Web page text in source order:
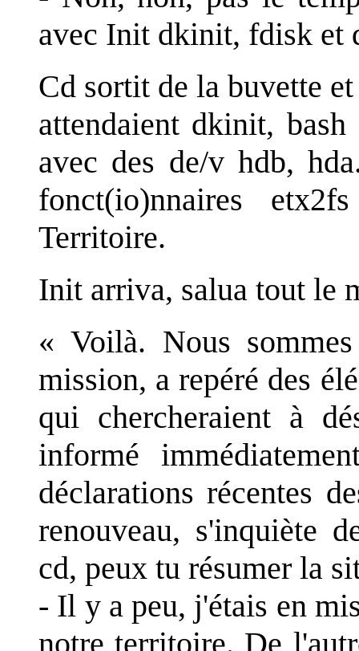
avec Init dkinit, fdisk et
Cd sortit de la buvette
attendaient dkinit,
avec des de/v hdb,
fonct(io)nnaires
Territoire.
Init arriva, salua tout le
« Voilà. Nous
mission, a repéré des
qui chercheraient à
informé
déclarations récentes
renouveau, s'inquiète
cd, peux tu résumer la
- Il y a peu, j'étais en
notre territoire. De